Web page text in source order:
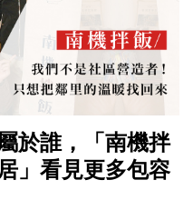
於誰，「南機拌
」看見更多包容